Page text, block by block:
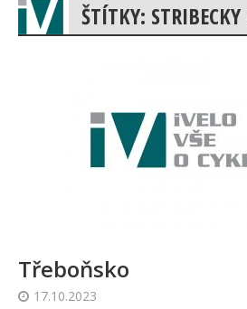
ŠTÍTKY:
Třeboňsko
17.10.2023